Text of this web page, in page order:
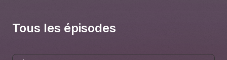
Tous les épisodes